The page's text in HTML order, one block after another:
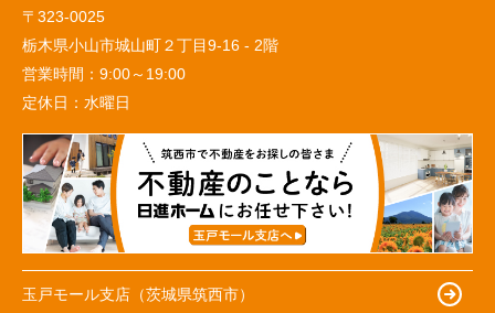
〒323-0025
栃木県小山市城山町２丁目9-16 - 2階
営業時間： 9:00～19:00
定休日： 水曜日
玉戸モール支店（茨城県筑西市）